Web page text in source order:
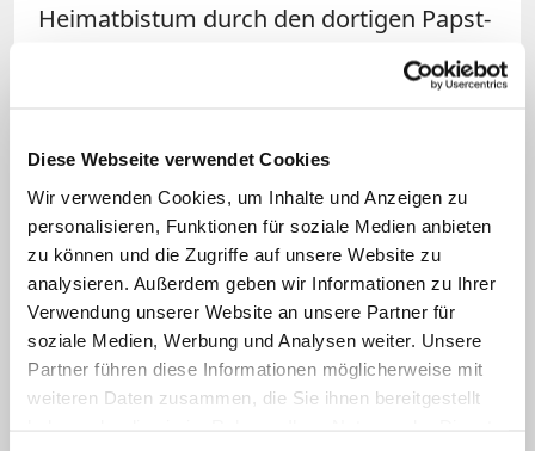
Diese Webseite verwendet Cookies
Wir verwenden Cookies, um Inhalte und Anzeigen zu
personalisieren, Funktionen für soziale Medien anbieten
zu können und die Zugriffe auf unsere Website zu
analysieren. Außerdem geben wir Informationen zu Ihrer
Verwendung unserer Website an unsere Partner für
soziale Medien, Werbung und Analysen weiter. Unsere
Partner führen diese Informationen möglicherweise mit
weiteren Daten zusammen, die Sie ihnen bereitgestellt
Heimatbistum durch den dortigen Papst-
Botschafter, dem Apostolischen Nuntius.
Franziskus wollte damit die Verbindung
zu den Gläubigen seiner Kirchenprovinz
stärker hervorheben.
Zeichen der Gemeinschaft
Papst Leo XIV. aberrevidierte die
Entscheidung seines Vorgängersund
nahm bereits im vergangenen Jahr, einen